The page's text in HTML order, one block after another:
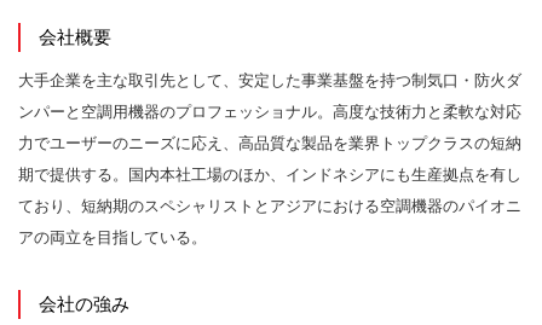
会社概要
大手企業を主な取引先として、安定した事業基盤を持つ制気口・防火ダ
ンパーと空調用機器のプロフェッショナル。高度な技術力と柔軟な対応
力でユーザーのニーズに応え、高品質な製品を業界トップクラスの短納
期で提供する。国内本社工場のほか、インドネシアにも生産拠点を有し
ており、短納期のスペシャリストとアジアにおける空調機器のパイオニ
アの両立を目指している。
会社の強み